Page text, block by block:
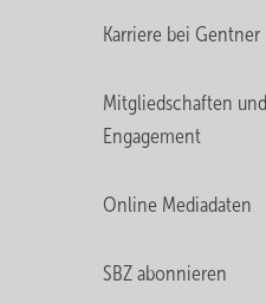
Karriere bei Gentner
Mitgliedschaften und
Engagement
Online Mediadaten
SBZ abonnieren